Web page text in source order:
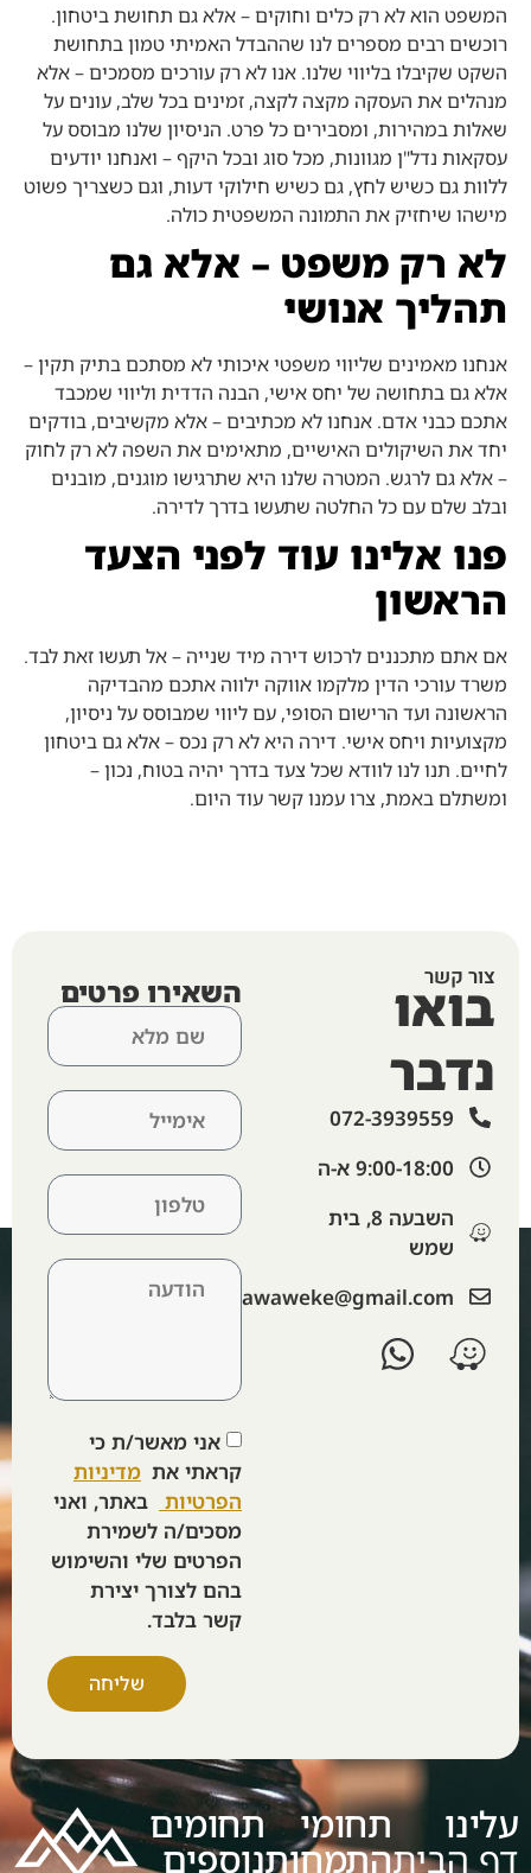
המשפט הוא לא רק כלים וחוקים – אלא גם תחושת ביטחון.
רוכשים רבים מספרים לנו שההבדל האמיתי טמון בתחושת
השקט שקיבלו בליווי שלנו. אנו לא רק עורכים מסמכים – אלא
מנהלים את העסקה מקצה לקצה, זמינים בכל שלב, עונים על
שאלות במהירות, ומסבירים כל פרט. הניסיון שלנו מבוסס על
עסקאות נדל"ן מגוונות, מכל סוג ובכל היקף – ואנחנו יודעים
ללוות גם כשיש לחץ, גם כשיש חילוקי דעות, וגם כשצריך פשוט
מישהו שיחזיק את התמונה המשפטית כולה.
לא רק משפט – אלא גם
תהליך אנושי
אנחנו מאמינים שליווי משפטי איכותי לא מסתכם בתיק תקין –
אלא גם בתחושה של יחס אישי, הבנה הדדית וליווי שמכבד
אתכם כבני אדם. אנחנו לא מכתיבים – אלא מקשיבים, בודקים
יחד את השיקולים האישיים, מתאימים את השפה לא רק לחוק
– אלא גם לרגש. המטרה שלנו היא שתרגישו מוגנים, מובנים
ובלב שלם עם כל החלטה שתעשו בדרך לדירה.
פנו אלינו עוד לפני הצעד
הראשון
אם אתם מתכננים לרכוש דירה מיד שנייה – אל תעשו זאת לבד.
משרד עורכי הדין מלקמו אווקה ילווה אתכם מהבדיקה
הראשונה ועד הרישום הסופי, עם ליווי שמבוסס על ניסיון,
מקצועיות ויחס אישי. דירה היא לא רק נכס – אלא גם ביטחון
לחיים. תנו לנו לוודא שכל צעד בדרך יהיה בטוח, נכון –
ומשתלם באמת, צרו עמנו קשרעוד היום.
צור קשר
בואו
נדבר
072-3939559
9:00-18:00 א-ה​
השבעה 8, בית
שמש
‫lawaweke@gmail.com‬
השאירו פרטים
אני מאשר/ת כי
קראתי את מדיניות
הפרטיות
באתר, ואני
מסכים/ה לשמירת
הפרטים שלי והשימוש
בהם לצורך יצירת
קשר בלבד.
שליחה
עלינו
דף הבית
תחומי
התמחות
תחומים
נוספים